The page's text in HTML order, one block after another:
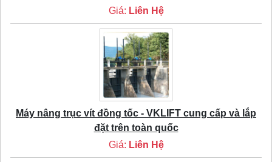
Giá: Liên Hệ
Máy nâng trục vít đồng tốc - VKLIFT cung cấp và lắp
đặt trên toàn quốc
Giá: Liên Hệ